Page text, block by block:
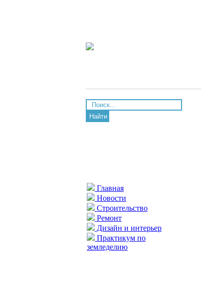
Найти
Главная
Новости
Строительство
Ремонт
Дизайн и интерьер
Практикум по
земледелию